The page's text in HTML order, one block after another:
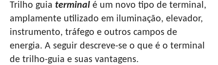
Trilho guia terminal é um novo tipo de terminal,
amplamente utilizado em iluminação, elevador,
instrumento, tráfego e outros campos de
energia. A seguir descreve-se o que é o terminal
de trilho-guia e suas vantagens.